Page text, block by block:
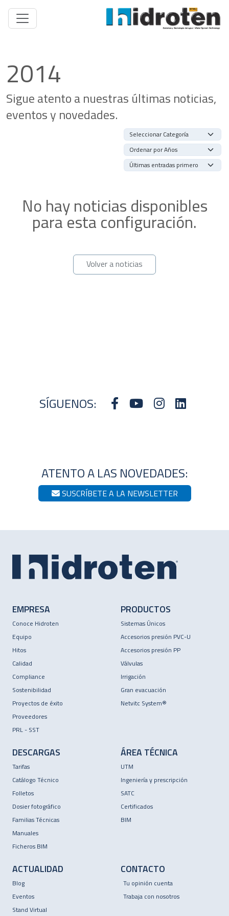
2014
Sigue atento a nuestras últimas noticias,
eventos y novedades.
No hay noticias disponibles
para esta configuración.
Volver a noticias
SÍGUENOS:
ATENTO A LAS NOVEDADES:
SUSCRÍBETE A LA NEWSLETTER
EMPRESA
Conoce Hidroten
Equipo
Hitos
Calidad
Compliance
Sostenibilidad
Proyectos de éxito
Proveedores
PRL - SST
PRODUCTOS
Sistemas Únicos
Accesorios presión PVC-U
Accesorios presión PP
Válvulas
Irrigación
Gran evacuación
Netvitc System®
DESCARGAS
Tarifas
Catálogo Técnico
Folletos
Dosier fotográfico
Familias Técnicas
Manuales
Ficheros BIM
ÁREA TÉCNICA
UTM
Ingeniería y prescripción
SATC
Certificados
BIM
ACTUALIDAD
Blog
Eventos
Stand Virtual
CONTACTO
Tu opinión cuenta
Trabaja con nosotros